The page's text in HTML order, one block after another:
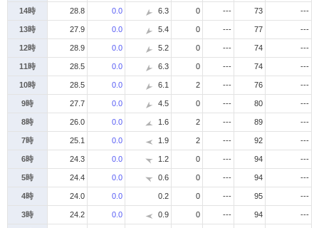
14時 28.8 0.0 6.3 0 --- 73 ---
13時 27.9 0.0 5.4 0 --- 77 ---
12時 28.9 0.0 5.2 0 --- 74 ---
11時 28.5 0.0 6.3 0 --- 74 ---
10時 28.5 0.0 6.1 2 --- 76 ---
9時 27.7 0.0 4.5 0 --- 80 ---
8時 26.0 0.0 1.6 2 --- 89 ---
7時 25.1 0.0 1.9 2 --- 92 ---
6時 24.3 0.0 1.2 0 --- 94 ---
5時 24.4 0.0 0.6 0 --- 94 ---
4時 24.0 0.0 0.2 0 --- 95 ---
3時 24.2 0.0 0.9 0 --- 94 ---